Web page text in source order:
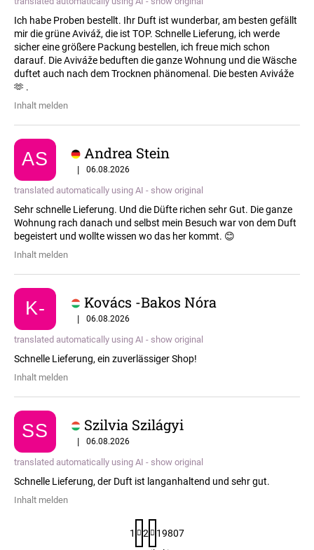
Ich habe Proben bestellt. Ihr Duft ist wunderbar, am besten gefällt
mir die grüne Aviváž, die ist TOP. Schnelle Lieferung, ich werde
sicher eine größere Packung bestellen, ich freue mich schon
darauf. Die Aviváže beduften die ganze Wohnung und die Wäsche
duftet auch nach dem Trocknen phänomenal. Die besten Aviváže
🫶 .
Inhalt melden
AS Andrea Stein
5 / 5
| 06.08.2026
translated automatically using AI - show original
Sehr schnelle Lieferung. Und die Düfte richen sehr Gut. Die ganze
Wohnung rach danach und selbst mein Besuch war von dem Duft
begeistert und wollte wissen wo das her kommt. 😊
Inhalt melden
K- Kovács -Bakos Nóra
5 / 5
| 06.08.2026
translated automatically using AI - show original
Schnelle Lieferung, ein zuverlässiger Shop!
Inhalt melden
SS Szilvia Szilágyi
5 / 5
| 06.08.2026
translated automatically using AI - show original
Schnelle Lieferung, der Duft ist langanhaltend und sehr gut.
Inhalt melden
P
a
1 2
19807